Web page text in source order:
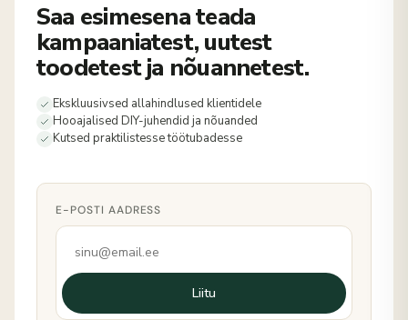
Saa esimesena teada
kampaaniatest, uutest
toodetest ja nõuannetest.
Ekskluusivsed allahindlused klientidele
Hooajalised DIY-juhendid ja nõuanded
Kutsed praktilistesse töötubadesse
E-POSTI AADRESS
Liitu